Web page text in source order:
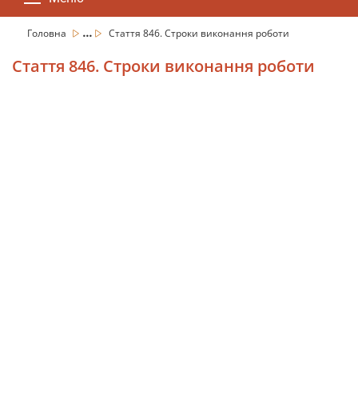
Головна ... Стаття 846. Строки виконання роботи
Стаття 846. Строки виконання роботи